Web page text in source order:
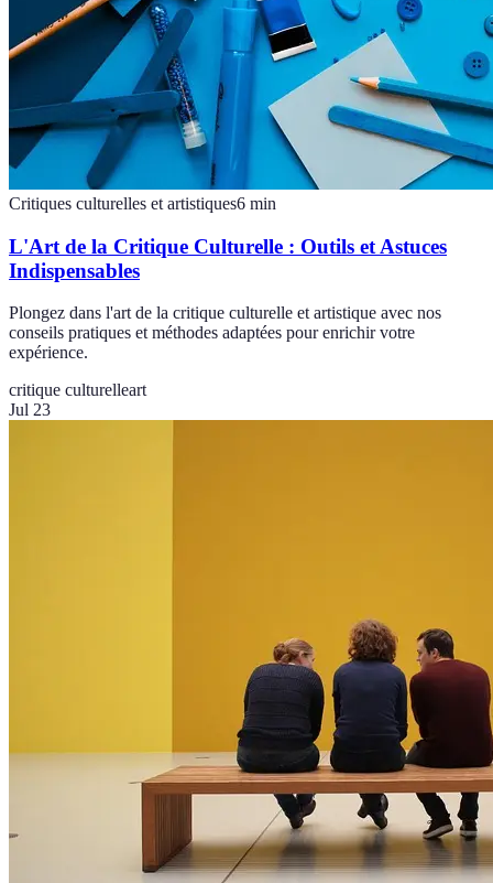
Critiques culturelles et artistiques6 min
L'Art de la Critique Culturelle : Outils et Astuces
Indispensables
Plongez dans l'art de la critique culturelle et artistique avec nos
conseils pratiques et méthodes adaptées pour enrichir votre
expérience.
critique culturelleart
Jul 23